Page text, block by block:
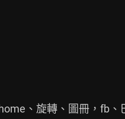
、旋轉、圖冊，fb、